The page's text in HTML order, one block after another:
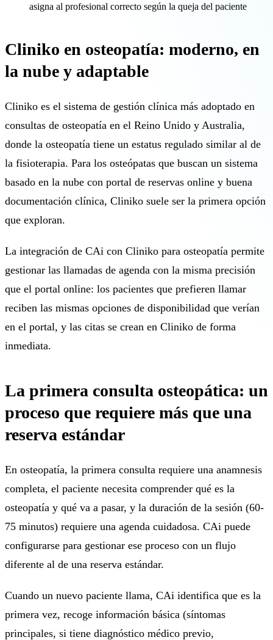
asigna al profesional correcto según la queja del paciente
Cliniko en osteopatía: moderno, en
la nube y adaptable
Cliniko es el sistema de gestión clínica más adoptado en
consultas de osteopatía en el Reino Unido y Australia,
donde la osteopatía tiene un estatus regulado similar al de
la fisioterapia. Para los osteópatas que buscan un sistema
basado en la nube con portal de reservas online y buena
documentación clínica, Cliniko suele ser la primera opción
que exploran.
La integración de CAi con Cliniko para osteopatía permite
gestionar las llamadas de agenda con la misma precisión
que el portal online: los pacientes que prefieren llamar
reciben las mismas opciones de disponibilidad que verían
en el portal, y las citas se crean en Cliniko de forma
inmediata.
La primera consulta osteopática: un
proceso que requiere más que una
reserva estándar
En osteopatía, la primera consulta requiere una anamnesis
completa, el paciente necesita comprender qué es la
osteopatía y qué va a pasar, y la duración de la sesión (60-
75 minutos) requiere una agenda cuidadosa. CAi puede
configurarse para gestionar ese proceso con un flujo
diferente al de una reserva estándar.
Cuando un nuevo paciente llama, CAi identifica que es la
primera vez, recoge información básica (síntomas
principales, si tiene diagnóstico médico previo,